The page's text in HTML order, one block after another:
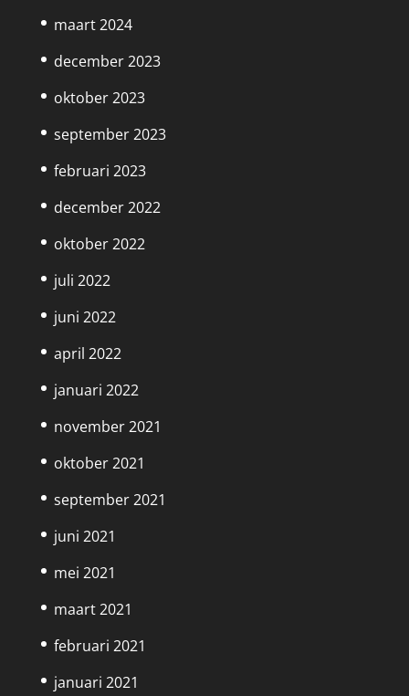
maart 2024
december 2023
oktober 2023
september 2023
februari 2023
december 2022
oktober 2022
juli 2022
juni 2022
april 2022
januari 2022
november 2021
oktober 2021
september 2021
juni 2021
mei 2021
maart 2021
februari 2021
januari 2021